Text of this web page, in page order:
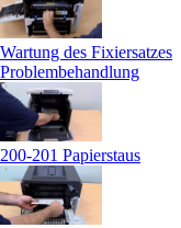
Wartung des Fixiersatzes
Problembehandlung
200-201 Papierstaus